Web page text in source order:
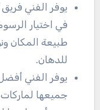
يوفر الفني
في اختيار
طبيعة المكان
للدهان.
يوفر الفني
جميعها